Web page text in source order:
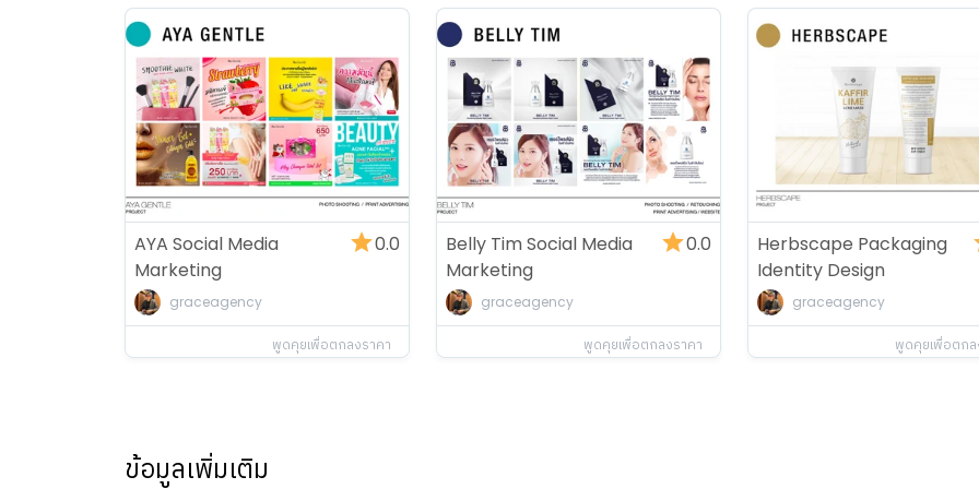
AYA Social Media
Marketing
graceagency
0.0
พูดคุยเพื่อตกลงราคา
Belly Tim Social Media
Marketing
graceagency
0.0
พูดคุยเพื่อตกลงราคา
Herbscape Packaging
Identity Design
graceagency
พูดคุยเพื่อตกล
ข้อมูลเพิ่มเติม